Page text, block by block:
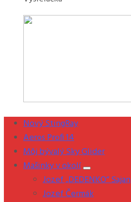
Nový StingRay
Aeros Profi 14
Môj bývalý Sky Glider
Mašinky v okolí
Jozef „DEDENKO“ Sajan
Jozef Čermák